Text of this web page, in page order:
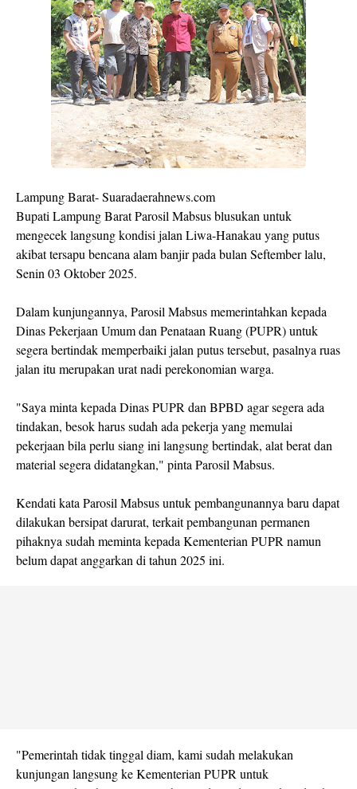
Lampung Barat- Suaradaerahnews.com
Bupati Lampung Barat Parosil Mabsus blusukan untuk
mengecek langsung kondisi jalan Liwa-Hanakau yang putus
akibat tersapu bencana alam banjir pada bulan Seftember lalu,
Senin 03 Oktober 2025.
Dalam kunjungannya, Parosil Mabsus memerintahkan kepada
Dinas Pekerjaan Umum dan Penataan Ruang (PUPR) untuk
segera bertindak memperbaiki jalan putus tersebut, pasalnya ruas
jalan itu merupakan urat nadi perekonomian warga.
"Saya minta kepada Dinas PUPR dan BPBD agar segera ada
tindakan, besok harus sudah ada pekerja yang memulai
pekerjaan bila perlu siang ini langsung bertindak, alat berat dan
material segera didatangkan," pinta Parosil Mabsus.
Kendati kata Parosil Mabsus untuk pembangunannya baru dapat
dilakukan bersipat darurat, terkait pembangunan permanen
pihaknya sudah meminta kepada Kementerian PUPR namun
belum dapat anggarkan di tahun 2025 ini.
"Pemerintah tidak tinggal diam, kami sudah melakukan
kunjungan langsung ke Kementerian PUPR untuk